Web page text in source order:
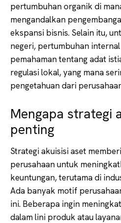
pertumbuhan organik di
mengandalkan
ekspansi bisnis. Selain itu,
negeri, pertumbuhan
pemahaman tentang adat
regulasi lokal, yang mana
pengetahuan dari
Mengapa strategi
penting
Strategi akuisisi aset
perusahaan untuk
keuntungan, terutama di
Ada banyak motif
ini. Beberapa ingin
dalam lini produk atau